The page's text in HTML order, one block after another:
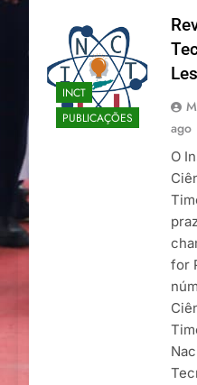
INCT
PUBLICAÇÕES
ago
O
for